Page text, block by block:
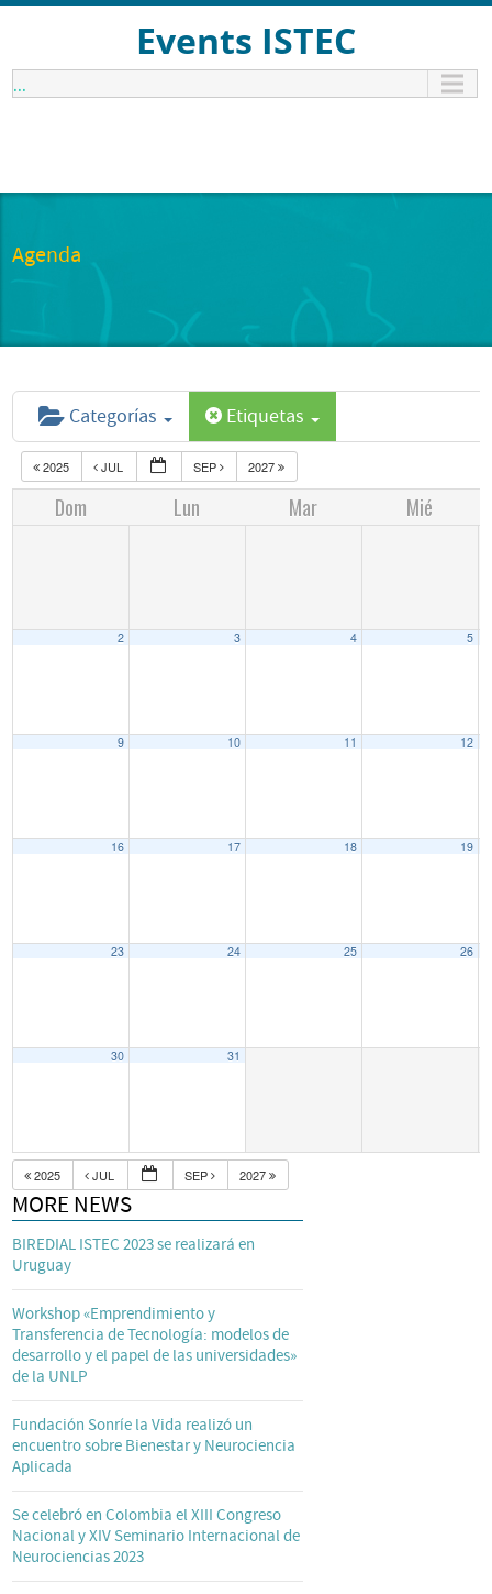
Events ISTEC
...
Agenda
Categorías Etiquetas
2025 JUL SEP 2027
Dom Lun Mar Mié
2 3 4 5
9 10 11 12
16 17 18 19
23 24 25 26
30 31
2025 JUL SEP 2027
MORE NEWS
BIREDIAL ISTEC 2023 se realizará en
Uruguay
Workshop «Emprendimiento y
Transferencia de Tecnología: modelos de
desarrollo y el papel de las universidades»
de la UNLP
Fundación Sonríe la Vida realizó un
encuentro sobre Bienestar y Neurociencia
Aplicada
Se celebró en Colombia el XIII Congreso
Nacional y XIV Seminario Internacional de
Neurociencias 2023